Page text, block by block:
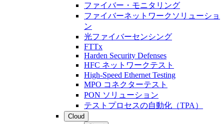
ファイバー・モニタリング
ファイバーネットワークソリューショ
ン
光ファイバーセンシング
FTTx
Harden Security Defenses
HFC ネットワークテスト
High-Speed Ethernet Testing
MPO コネクターテスト
PON ソリューション
テストプロセスの自動化（TPA）
Cloud